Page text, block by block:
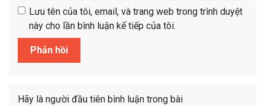
Lưu tên của tôi, email, và trang web trong trình duyệt
này cho lần bình luận kế tiếp của tôi.
Hãy là người đầu tiên bình luận trong bài